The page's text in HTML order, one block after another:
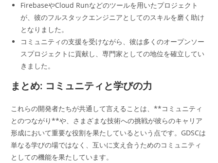
FirebaseやCloud Runなどのツールを用いたプロジェクト
が、彼のフルスタックエンジニアとしてのスキルを磨く助け
となりました。
コミュニティの支援を受けながら、彼は多くのオープンソー
スプロジェクトに貢献し、専門家としての地位を確立してい
きました。
まとめ: コミュニティと学びの力
これらの開発者たちが共通して言えることは、**コミュニティ
とのつながり**や、さまざまな技術への挑戦が彼らのキャリア
形成において重要な役割を果たしているという点です。GDSCは
単なる学びの場ではなく、互いに支え合うためのコミュニティ
としての機能を果たしています。